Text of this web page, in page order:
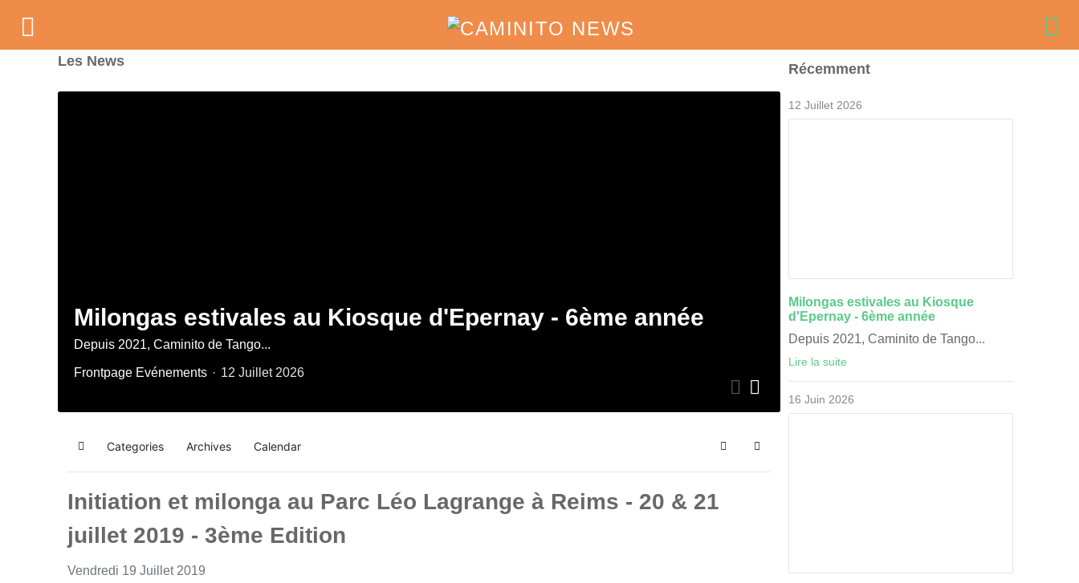
Les News
Milongas estivales au Kiosque d'Epernay - 6ème année
Depuis 2021, Caminito de Tango...
Frontpage Evénements 12 Juillet 2026
Animation de la
du Grand Reims 16/06/
Le 16/06/2026, c'était&n...
HomeCategories Archives Calendar SearchSign In
Initiation et milonga au Parc Léo Lagrange à Reims - 20 & 21
juillet 2019 - 3ème Edition
Vendredi 19 Juillet 2019
Récemment
12 Juillet 2026
Milongas estivales au Kiosque
d'Epernay - 6ème année
Depuis 2021, Caminito de Tango...
Lire la suite
16 Juin 2026